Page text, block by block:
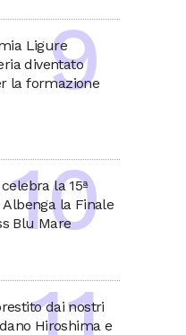
Ligure
diventato
la formazione
la 15ª
Albenga la Finale
Blu Mare
dai nostri
Hiroshima e